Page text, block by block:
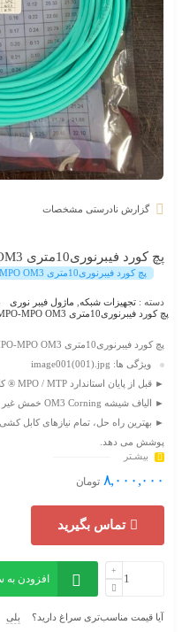
گزارش نادرستی مشخصات
پچ کورد فیبرنوری10متری MPO-MPO OM3
پچ کورد فیبرنوری10متری MPO-MPO OM3
دسته : تجهیزات شبکه ماژول فیبر نوری
پچ کورد فیبرنوری10متری MPO-MPO OM3
پچ کورد فیبرنوری10متری MPO-MPO OM3
ویژگی ها: image001(001).jpg
► قبل از پایان استاندارد MPO / MTP ® کابل پچ؛
► الیاف شیشه OM3 Corning خمش غیر قابل انعطاف در یک ژاکت کابل LSZH گرد؛
► بهترین راه حل، تمام نیازهای کابل
پوشش می دهد.
پچ کورد فیبرنوری10متری MPO-MPO OM3
بیشـتر
۸,۰۰۰,۰۰۰ تومان
تماس بگیرید
افزودن به
آیا قیمت مناسب‌تری سراغ دارید؟ بلی